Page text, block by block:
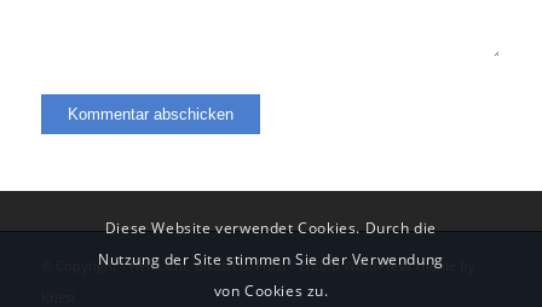
© Copyright - HerzLicht, Bikash B. Frost -Enfold WordPress Theme by
Diese Website verwendet Cookies. Durch die
Nutzung der Site stimmen Sie der Verwendung
von Cookies zu.